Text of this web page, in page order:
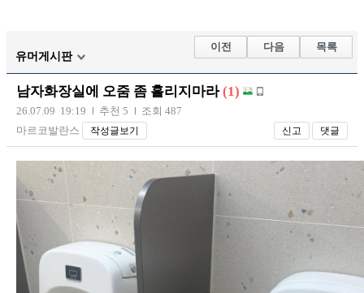
자유사진 군사/무기
트럭/버스
장착시공사진
유머게시판
이전 다음 목록
남자화장실에 오줌 좀 흘리지마라 (1)
26.07.09 19:19 추천 5
조회 487
마르코발란스
작성글보기 신고 댓글